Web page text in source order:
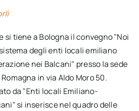
si tiene a Bologna il convegno "Noi
degli enti locali emiliano
nei Balcani" presso la sede
in via Aldo Moro 50.
da "Enti locali Emiliano-
si inserisce nel quadro delle